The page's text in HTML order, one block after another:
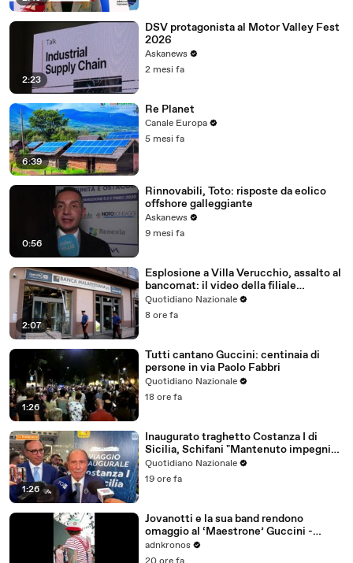
01:
guardiamo con estrema attenzione anche all'acqua che
è una risorsa sostanzialmente scarsa,
01:
24
quindi l'innovazione per noi resta il nodo fondamentale
per assicurare la costante e
01:32
continua crescita del nostro gruppo.
01:
34
Con la volontà da parte del gruppo di coniugare
innovazione tecnologica e sostenibilità.
2:23
DSV protagonista al Motor Valley Fest
2026
Askanews
2 mesi fa
6:39
Re Planet
Canale Europa
5 mesi fa
0:56
Rinnovabili, Toto: risposte da eolico
offshore galleggiante
Askanews
9 mesi fa
2:07
Esplosione a Villa Verucchio, assalto al
bancomat: il video della filiale
devastata
Quotidiano Nazionale
8 ore fa
1:26
Tutti cantano Guccini: centinaia di
persone in via Paolo Fabbri
Quotidiano Nazionale
18 ore fa
1:26
Inaugurato traghetto Costanza I di
Sicilia, Schifani "Mantenuto impegni
presi"
Quotidiano Nazionale
19 ore fa
Jovanotti e la sua band rendono
omaggio al ‘Maestrone’ Guccini -
Video
adnkronos